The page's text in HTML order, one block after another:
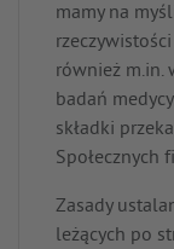
mamy na
również m.in.
badań
składki
Społecznych
Zasady
leżących po